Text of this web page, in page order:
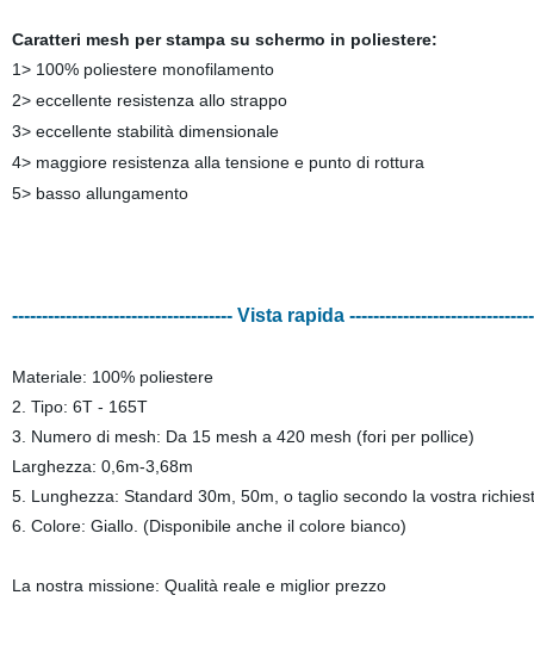
Caratteri mesh per stampa su schermo in poliestere:
1> 100% poliestere monofilamento
2> eccellente resistenza allo strappo
3> eccellente stabilità dimensionale
4> maggiore resistenza alla tensione e punto di rottura
5> basso allungamento
------------------------------------- Vista rapida
Materiale: 100% poliestere
2. Tipo: 6T - 165T
3. Numero di mesh: Da 15 mesh a 420 mesh (fori per pollice)
Larghezza: 0,6m-3,68m
5. Lunghezza: Standard 30m, 50m, o taglio secondo la vostra
6. Colore: Giallo. (Disponibile anche il colore bianco)
La nostra missione: Qualità reale e miglior prezzo